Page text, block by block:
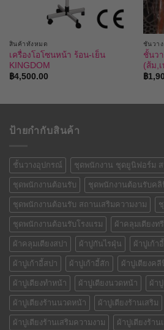
สินค้าทั้งหมด
เครื่องโอโซนหน้า ร้อน-เย็น
KINGDOM
฿4,500.00
ชั้นวา
ชั้นว
(ส้ม,
฿
ป้ายกำกับสินค้า
ชั้นวางอุปกรณ์ ชุดพนักงาน ชุดยูนิฟอร์ม ส
ชุดพนักงานต้อนรับ ชุดพนักงานต้อนรับคลิ
ชุดพนักงานต้อนรับ สถานเสริมความงาม
ชุดพนักงานต้อนรับโรงแรม ผ้าคลุมเตียงท
ผ้าคลุมเตียงสปา ผ้าปูกันไรฝุ่น ผ้าปูเก้า
ผ้าปูเก้าอี้สปา ผ้าปูเก้าอี้สัก ผ้าปูเตียงคลี
ผ้าปูเตียงทำหน้า ผ้าปูเตียงนวดหน้า ผ้า
ผ้าปูเตียงร้านนวดหน้า ผ้าปูเตียงร้านเสริม
ผ้าปูเตียงร้านเสริมความงาม ผ้าปูเตียงร้าน